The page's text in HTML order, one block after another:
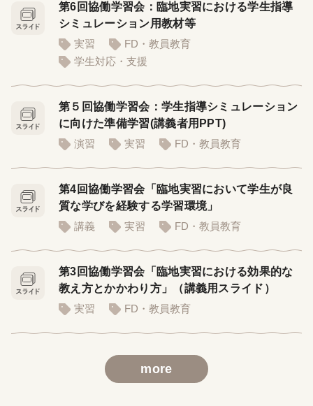
第6回協働学習会：臨地実習における学生指導
シミュレーション用教材等
実習
FD・教員教育
学生対応・支援
第５回協働学習会：学生指導シミュレーション
に向けた準備学習(講義者用PPT)
演習
実習 FD・教員教育
第4回協働学習会「臨地実習において学生が良
質な学びを経験する学習環境」
講義
実習 FD・教員教育
第3回協働学習会「臨地実習における効果的な
教え方とかかわり方」（講義用スライド）
実習
FD・教員教育
more